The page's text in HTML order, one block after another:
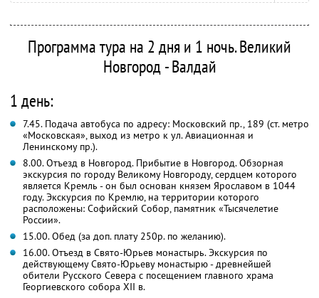
Программа тура на 2 дня и 1 ночь. Великий
Новгород - Валдай
1 день:
7.45. Подача автобуса по адресу: Московский пр., 189 (ст. метро
«Московская», выход из метро к ул. Авиационная и
Ленинскому пр.).
8.00. Отъезд в Новгород. Прибытие в Новгород. Обзорная
экскурсия по городу Великому Новгороду, сердцем которого
является Кремль - он был основан князем Ярославом в 1044
году. Экскурсия по Кремлю, на территории которого
расположены: Софийский Собор, памятник «Тысячелетие
России».
15.00. Обед (за доп. плату 250р. по желанию).
16.00. Отъезд в Свято-Юрьев монастырь. Экскурсия по
действующему Свято-Юрьеву монастырю - древнейшей
обители Русского Севера с посещением главного храма
Георгиевского собора XII в.